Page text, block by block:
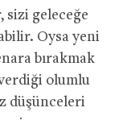
sizi geleceğe
Oysa yeni
bırakmak
olumlu
düşünceleri